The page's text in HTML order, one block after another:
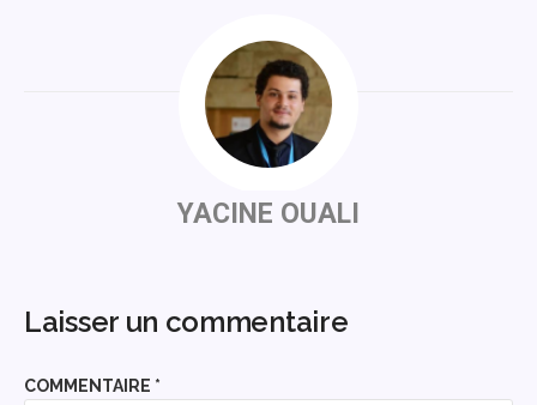
YACINE OUALI
Laisser un commentaire
COMMENTAIRE *